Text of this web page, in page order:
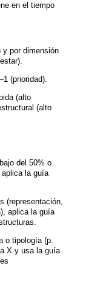
en el tiempo
por dimensión
(prioridad).
(alto
(alto
del 50% o
la guía
(representación,
aplica la guía
o tipología (p.
X y usa la guía